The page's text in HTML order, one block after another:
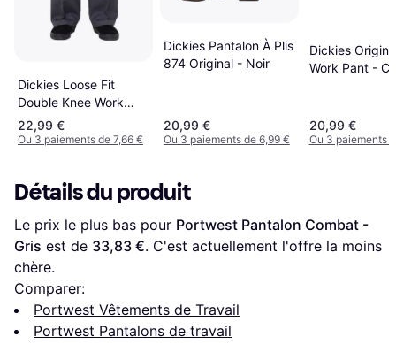
Dickies Loose Fit
Double Knee Work
Pants
22,99 €
Ou 3 paiements de 7,66 €
Dickies Pantalon À Plis
874 Original - Noir
20,99 €
Ou 3 paiements de 6,99 €
Dickies
Work Pant -
20,99 €
Ou 3 paiements
Détails du produit
Le prix le plus bas pour Portwest Pantalon Combat -
Gris est de 33,83 €. C'est actuellement l'offre la moins
chère.
Comparer:
Portwest Vêtements de Travail
Portwest Pantalons de travail